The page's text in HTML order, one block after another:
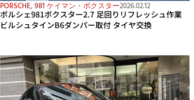
PORSCHE,981 ケイマン・ボクスター2026.02.12
ポルシェ981ボクスター2.7 足回りリフレッシュ作業
ビルシュタインB6ダンパー取付 タイヤ交換